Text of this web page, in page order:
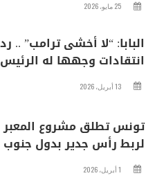
25 مايو، 2026
البابا: “لا أخشى ترامب” ..
انتقادات وجهها له
13 أبريل، 2026
تونس تطلق مشروع المعبر
لربط رأس جدير بدول جنوب
1 أبريل، 2026